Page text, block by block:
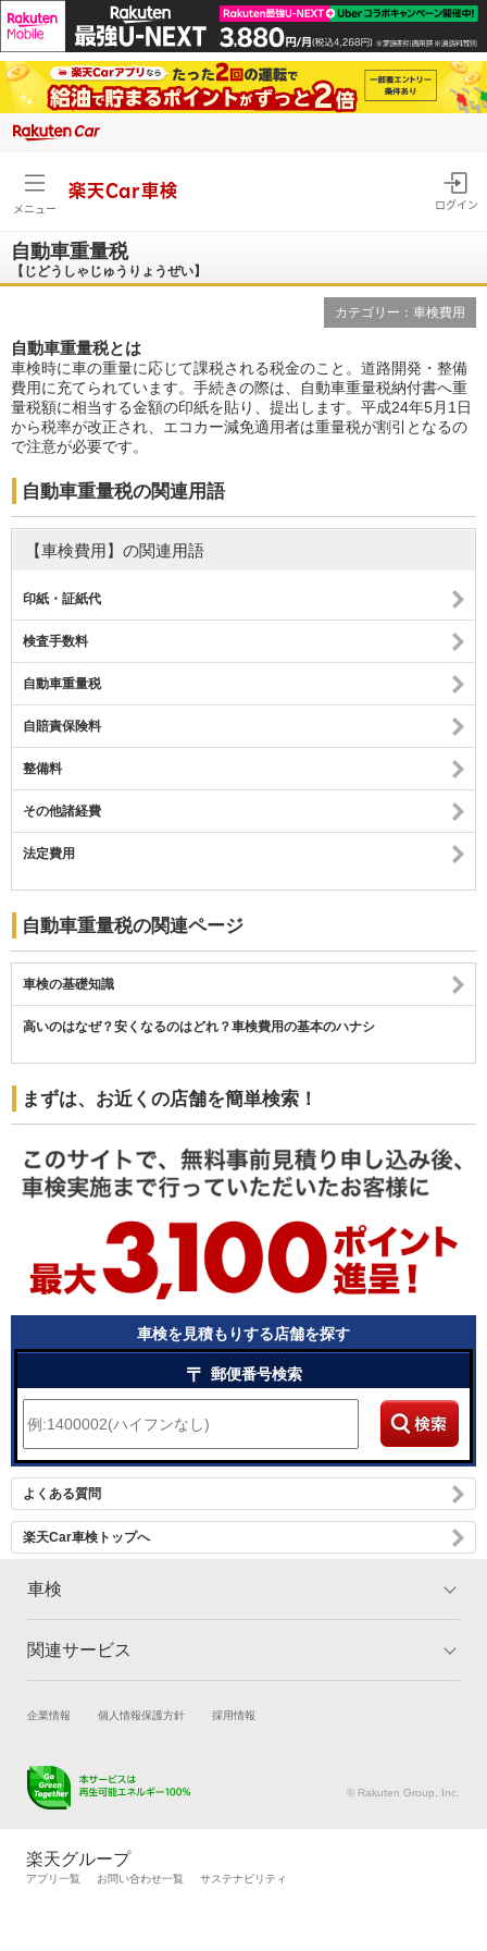
メニュー
楽天Car車検
ログイン
自動車重量税
【じどうしゃじゅうりょうぜい】
カテゴリー：車検費用
自動車重量税とは
車検時に車の重量に応じて課税される税金のこと。道路開発・整備
費用に充てられています。手続きの際は、自動車重量税納付書へ重
量税額に相当する金額の印紙を貼り、提出します。平成24年5月1日
から税率が改正され、エコカー減免適用者は重量税が割引となるの
で注意が必要です。
自動車重量税の関連用語
【車検費用】の関連用語
印紙・証紙代
検査手数料
自動車重量税
自賠責保険料
整備料
その他諸経費
法定費用
自動車重量税の関連ページ
車検の基礎知識
高いのはなぜ？安くなるのはどれ？車検費用の基本のハナシ
まずは、お近くの店舗を簡単検索！
車検を見積もりする店舗を探す
〒 郵便番号検索
よくある質問
楽天Car車検トップへ
車検
トップ
車検の基礎知識 キャンペーン一覧
関連サービス
試乗・商談 新車購入
キズ修理予約
メンテナンス管理
タイヤ交換サービス
自動車カタログ 自動車保険
企業情報 個人情報保護方針 採用情報
© Rakuten Group, Inc.
楽天グループ
アプリ一覧 お問い合わせ一覧 サステナビリティ